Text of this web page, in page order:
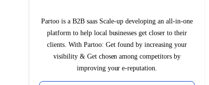
Partoo is a B2B saas Scale-up developing an all-in-one
platform to help local businesses get closer to their
clients. With Partoo: Get found by increasing your
visibility & Get chosen among competitors by
improving your e-reputation.